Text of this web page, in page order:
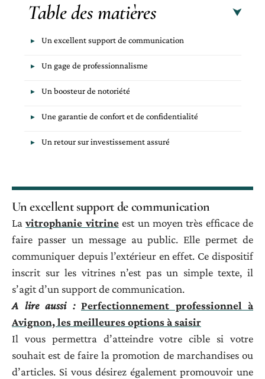
Table des matières
Un excellent support de communication
Un gage de professionnalisme
Un boosteur de notoriété
Une garantie de confort et de confidentialité
Un retour sur investissement assuré
Un excellent support de communication
Lavitrophanie vitrineest un moyen très efficace de
faire passer un message au public. Elle permet de
communiquer depuis l’extérieur en effet. Ce dispositif
inscrit sur les vitrines n’est pas un simple texte, il
s’agit d’un support de communication.
A lire aussi : Perfectionnement professionnel à
Avignon, les meilleures options à saisir
Il vous permettra d’atteindre votre cible si votre
souhait est de faire la promotion de marchandises ou
d’articles. Si vous désirez également promouvoir une